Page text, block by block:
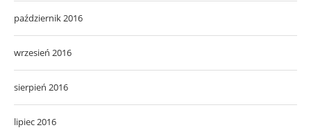
październik 2016
wrzesień 2016
sierpień 2016
lipiec 2016